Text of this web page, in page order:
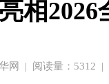
相
网 | 阅读量：5312 |